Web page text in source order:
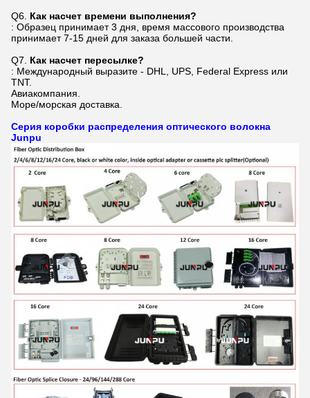
Q6. Как насчет времени выполнения?
: Образец принимает 3 дня, время массового производства
принимает 7-15 дней для заказа большей части.
Q7. Как насчет пересылке?
: Международный выразите - DHL, UPS, Federal Express или
TNT.
Авиакомпания.
Море/морская доставка.
Серия коробки распределения оптического волокна
Junpu